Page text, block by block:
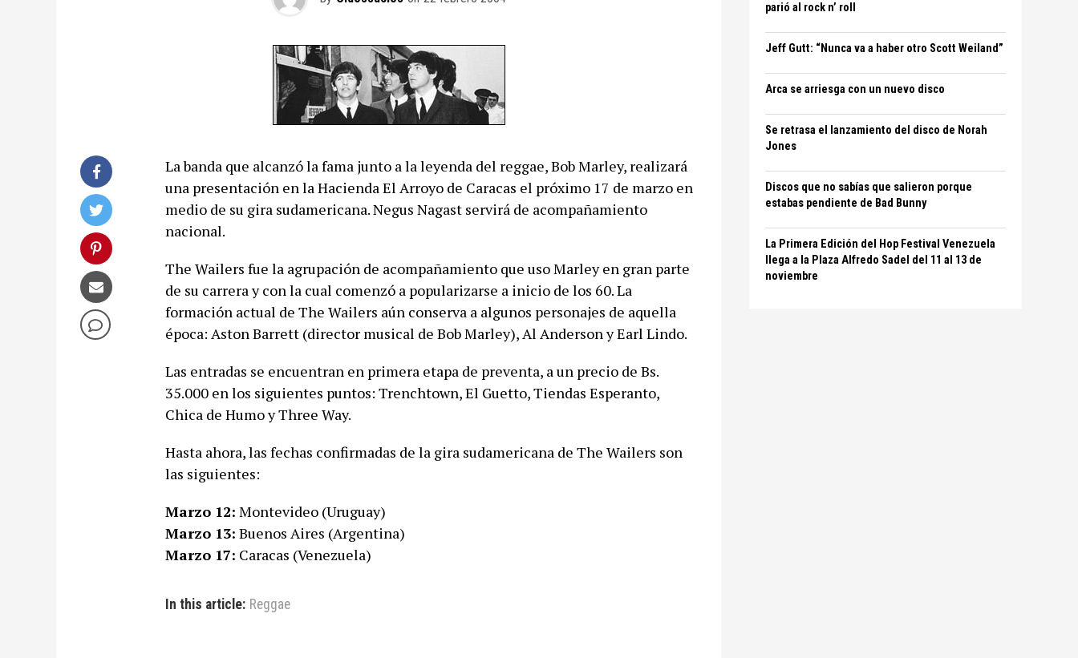
La banda que alcanzó la fama junto a la leyenda del reggae, Bob Marley, realizará
una presentación en la Hacienda El Arroyo de Caracas el próximo 17 de marzo en
medio de su gira sudamericana. Negus Nagast servirá de acompañamiento
nacional.
The Wailers fue la agrupación de acompañamiento que uso Marley en gran parte
de su carrera y con la cual comenzó a popularizarse a inicio de los 60. La
formación actual de The Wailers aún conserva a algunos personajes de aquella
época: Aston Barrett (director musical de Bob Marley), Al Anderson y Earl Lindo.
Las entradas se encuentran en primera etapa de preventa, a un precio de Bs.
35.000 en los siguientes puntos: Trenchtown, El Guetto, Tiendas Esperanto,
Chica de Humo y Three Way.
Hasta ahora, las fechas confirmadas de la gira sudamericana de The Wailers son
las siguientes:
Marzo 12: Montevideo (Uruguay)
Marzo 13: Buenos Aires (Argentina)
Marzo 17: Caracas (Venezuela)
In this article: Reggae
parió al rock n’ roll
Jeff Gutt: “Nunca va a haber otro Scott Weiland”
Arca se arriesga con un nuevo disco
Se retrasa el lanzamiento del disco de Norah
Jones
Discos que no sabías que salieron porque
estabas pendiente de Bad Bunny
La Primera Edición del Hop Festival Venezuela
llega a la Plaza Alfredo Sadel del 11 al 13 de
noviembre